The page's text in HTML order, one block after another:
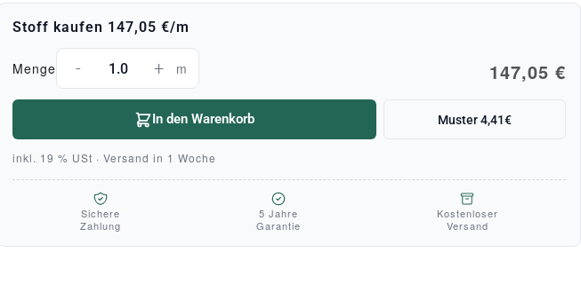
Stoff kaufen 147,05 €/m
Menge - + m 147,05 €
In den Warenkorb Muster 4,41€
inkl. 19 % USt · Versand in 1 Woche
Sichere
Zahlung
5 Jahre
Garantie
Kostenloser
Versand